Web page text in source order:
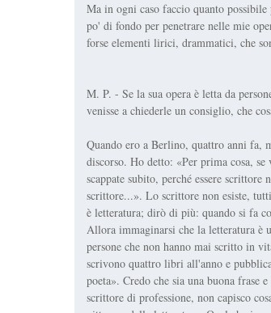
Ma in ogni caso faccio quanto
po' di fondo per penetrare nelle mie
forse elementi lirici, drammatici, che
M. P. - Se la sua opera è letta da
venisse a chiederle un consiglio, che
Quando ero a Berlino, quattro anni fa,
discorso. Ho detto: «Per prima cosa,
scappate subito, perché essere
scrittore...». Lo scrittore non esiste,
è letteratura; dirò di più: quando si fa
Allora immaginarsi che la letteratura è
persone che non hanno mai scritto in
scrivono quattro libri all'anno e
poeta». Credo che sia una buona frase
scrittore di professione, non capisco